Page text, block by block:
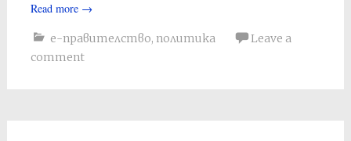
Read more →
е-правителство, политика
Leave a
comment